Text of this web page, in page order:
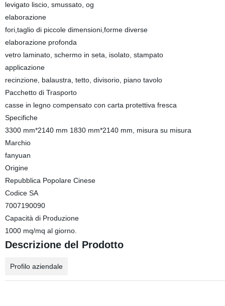
levigato liscio, smussato, og
elaborazione
fori,taglio di piccole dimensioni,forme diverse
elaborazione profonda
vetro laminato, schermo in seta, isolato, stampato
applicazione
recinzione, balaustra, tetto, divisorio, piano tavolo
Pacchetto di Trasporto
casse in legno compensato con carta protettiva fresca
Specifiche
3300 mm*2140 mm 1830 mm*2140 mm, misura su misura
Marchio
fanyuan
Origine
Repubblica Popolare Cinese
Codice SA
7007190090
Capacità di Produzione
1000 mq/mq al giorno.
Descrizione del Prodotto
Profilo aziendale